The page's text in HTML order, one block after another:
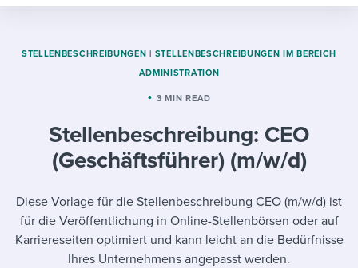
Topics
Mobilizing AI in my work
Evaluating candidates
Templates & Guides
Job description templates
I’m a jobseeker
I WANT TO LEARN ABOUT...
Attend webinars & events
Workable customer stories
STELLENBESCHREIBUNGEN | STELLENBESCHREIBUNGEN IM BEREICH
ADMINISTRATION
3 MIN READ
Stellenbeschreibung: CEO
(Geschäftsführer) (m/w/d)
Diese Vorlage für die Stellenbeschreibung CEO (m/w/d) ist
für die Veröffentlichung in Online-Stellenbörsen oder auf
Karriereseiten optimiert und kann leicht an die Bedürfnisse
Ihres Unternehmens angepasst werden.